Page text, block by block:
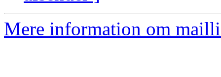
Mere information om